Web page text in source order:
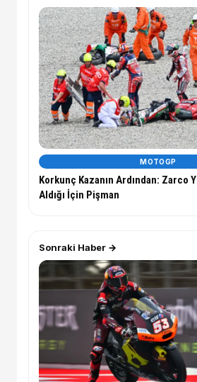
MOTOGP
Korkunç Kazanın Ardından: Zarco
Aldığı İçin Pişman
Sonraki Haber →